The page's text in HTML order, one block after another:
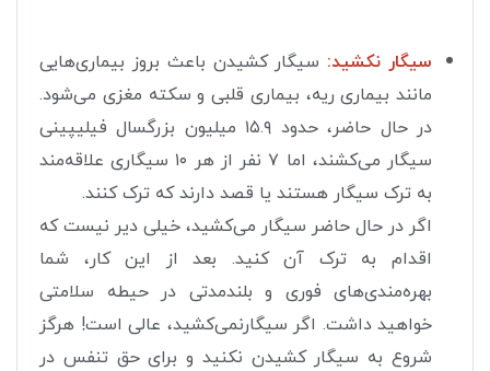
سیگار نکشید: سیگار کشیدن باعث بروز بیماری‌هایی
مانند بیماری ریه، بیماری قلبی و سکته مغزی می‌شود.
در حال حاضر، حدود ۱۵.۹ میلیون بزرگسال فیلیپینی
سیگار می‌کشند، اما ۷ نفر از هر ۱۰ سیگاری علاقه‌مند
به ترک سیگار هستند یا قصد دارند که ترک کنند.
اگر در حال حاضر سیگار می‌کشید، خیلی دیر نیست که
اقدام به ترک آن کنید. بعد از این کار، شما
بهره‌مندی‌های فوری و بلندمدتی در حیطه سلامتی
خواهید داشت. اگر سیگارنمی‌کشید، عالی است! هرگز
شروع به سیگار کشیدن نکنید و برای حق تنفس در